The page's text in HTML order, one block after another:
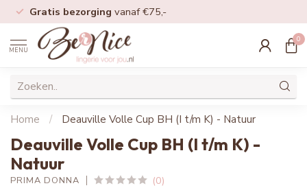
Gratis bezorging vanaf €75,-
MENU
0
Home / Deauville Volle Cup BH (I t/m K) - Natuur
Deauville Volle Cup BH (I t/m K) -
Natuur
PRIMA DONNA (0)